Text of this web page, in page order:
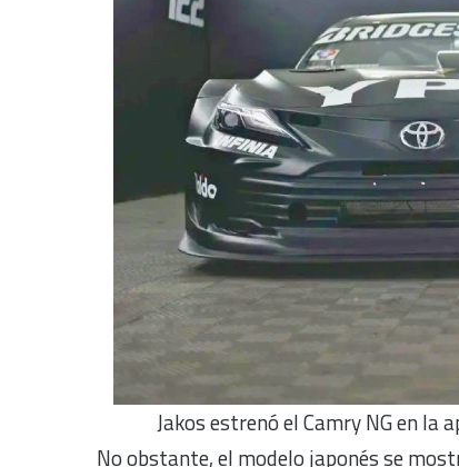
Jakos estrenó el Camry NG en la
No obstante, el modelo japonés se